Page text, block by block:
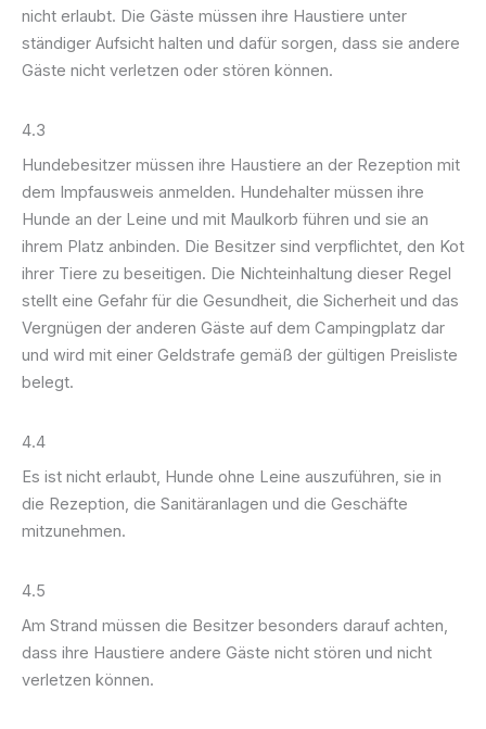
nicht erlaubt. Die Gäste müssen ihre Haustiere unter
ständiger Aufsicht halten und dafür sorgen, dass sie andere
Gäste nicht verletzen oder stören können.
4.3
Hundebesitzer müssen ihre Haustiere an der Rezeption mit
dem Impfausweis anmelden. Hundehalter müssen ihre
Hunde an der Leine und mit Maulkorb führen und sie an
ihrem Platz anbinden. Die Besitzer sind verpflichtet, den Kot
ihrer Tiere zu beseitigen. Die Nichteinhaltung dieser Regel
stellt eine Gefahr für die Gesundheit, die Sicherheit und das
Vergnügen der anderen Gäste auf dem Campingplatz dar
und wird mit einer Geldstrafe gemäß der gültigen Preisliste
belegt.
4.4
Es ist nicht erlaubt, Hunde ohne Leine auszuführen, sie in
die Rezeption, die Sanitäranlagen und die Geschäfte
mitzunehmen.
4.5
Am Strand müssen die Besitzer besonders darauf achten,
dass ihre Haustiere andere Gäste nicht stören und nicht
verletzen können.